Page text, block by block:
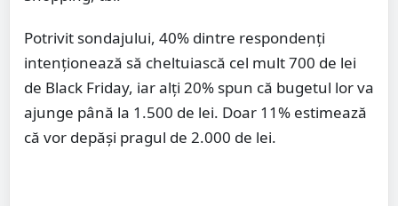
Potrivit sondajului, 40% dintre respondenţi
intenţionează să cheltuiască cel mult 700 de lei
de Black Friday, iar alţi 20% spun că bugetul lor va
ajunge până la 1.500 de lei. Doar 11% estimează
că vor depăşi pragul de 2.000 de lei.